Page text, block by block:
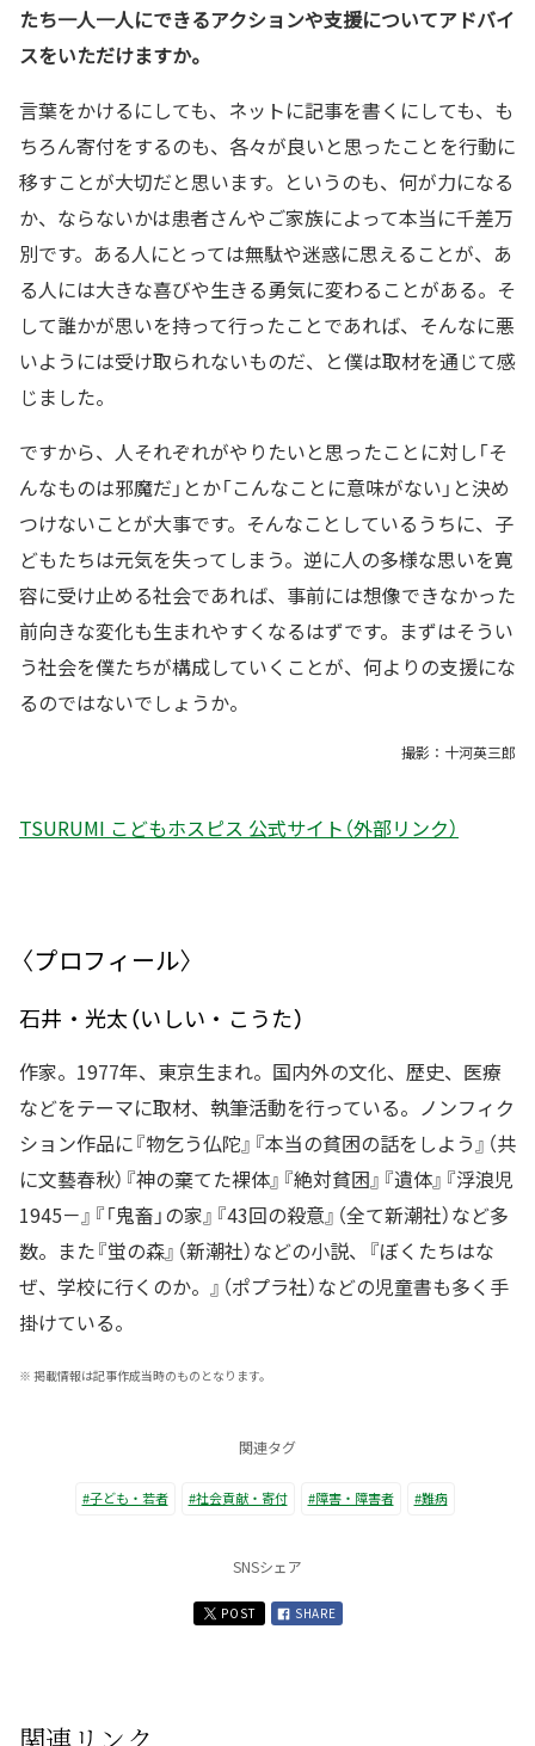
たち一人一人にできるアクションや支援についてアドバイ
スをいただけますか。
言葉をかけるにしても、ネットに記事を書くにしても、も
ちろん寄付をするのも、各々が良いと思ったことを行動に
移すことが大切だと思います。というのも、何が力になる
か、ならないかは患者さんやご家族によって本当に千差万
別です。ある人にとっては無駄や迷惑に思えることが、あ
る人には大きな喜びや生きる勇気に変わることがある。そ
して誰かが思いを持って行ったことであれば、そんなに悪
いようには受け取られないものだ、と僕は取材を通じて感
じました。
ですから、人それぞれがやりたいと思ったことに対し「そ
んなものは邪魔だ」とか「こんなことに意味がない」と決め
つけないことが大事です。そんなことしているうちに、子
どもたちは元気を失ってしまう。逆に人の多様な思いを寛
容に受け止める社会であれば、事前には想像できなかった
前向きな変化も生まれやすくなるはずです。まずはそうい
う社会を僕たちが構成していくことが、何よりの支援にな
るのではないでしょうか。
撮影：十河英三郎
TSURUMI こどもホスピス 公式サイト（外部リンク）
〈プロフィール〉
石井・光太（いしい・こうた）
作家。1977年、東京生まれ。国内外の文化、歴史、医療
などをテーマに取材、執筆活動を行っている。ノンフィク
ション作品に『物乞う仏陀』『本当の貧困の話をしよう』（共
に文藝春秋）『神の棄てた裸体』『絶対貧困』『遺体』『浮浪児
1945－』『「鬼畜」の家』『43回の殺意』（全て新潮社）など多
数。また『蛍の森』（新潮社）などの小説、『ぼくたちはな
ぜ、学校に行くのか。』（ポプラ社）などの児童書も多く手
掛けている。
※ 掲載情報は記事作成当時のものとなります。
関連タグ
#子ども・若者 #社会貢献・寄付 #障害・障害者 #難病
SNSシェア
POST SHARE
関連リンク